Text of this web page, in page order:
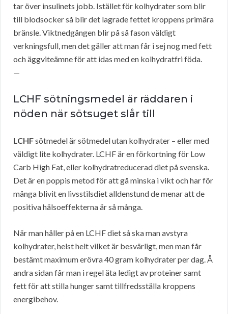
tar över insulinets jobb. Istället för kolhydrater som blir
till blodsocker så blir det lagrade fettet kroppens primära
bränsle. Viktnedgången blir på så fason väldigt
verkningsfull, men det gäller att man får i sej nog med fett
och äggviteämne för att idas med en kolhydratfri föda.
—
LCHF sötningsmedel är räddaren i
nöden när sötsuget slår till
LCHFsötmedel är sötmedel utan kolhydrater – eller med
väldigt lite kolhydrater. LCHF är en förkortning för Low
Carb High Fat, eller kolhydratreducerad diet på svenska.
Det är en poppis metod för att gå minska i vikt och har för
många blivit en livsstilsdiet alldenstund de menar att de
positiva hälsoeffekterna är så många.
När man håller på en LCHF diet så ska man avstyra
kolhydrater, helst helt vilket är besvärligt, men man får
bestämt maximum erövra 40 gram kolhydrater per dag. Å
andra sidan får man i regel äta ledigt av proteiner samt
fett för att stilla hunger samt tillfredsställa kroppens
energibehov.